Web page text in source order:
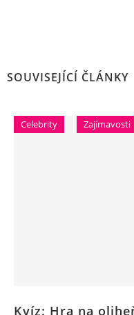
SOUVISEJÍCÍ ČLÁNKY
Celebrity Zajímavosti
Kvíz: Hra na